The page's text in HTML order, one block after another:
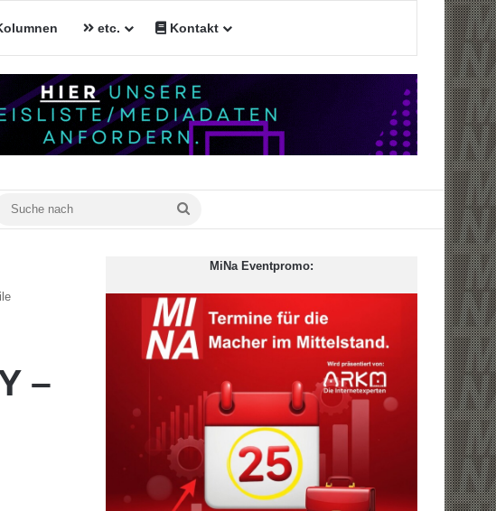
etc. Kontakt
umschalten
–
MiNa Eventpromo: